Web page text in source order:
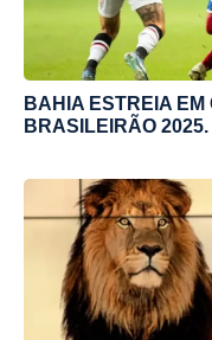
BAHIA ESTREIA
BRASILEIRÃO